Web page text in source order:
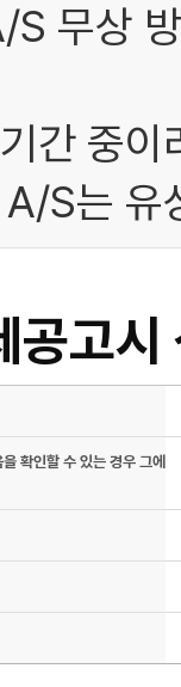
무상
간 중이
S는 유
공고시
확인할 수 있는 경우 그에